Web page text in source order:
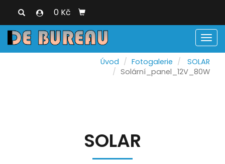
0 Kč
Úvod Fotogalerie
SOLAR
Solární_panel_12V_80W
SOLAR